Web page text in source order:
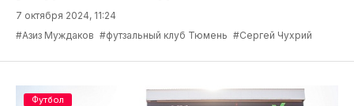
7 октября 2024, 11:24
#Азиз Муждаков #футзальный клуб Тюмень #Сергей Чухрий
Футбол